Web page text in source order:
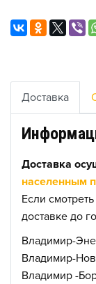
Доставка
Доставка
населенным
Если
доставке до
Владимир-
Владимир-
Владимир -